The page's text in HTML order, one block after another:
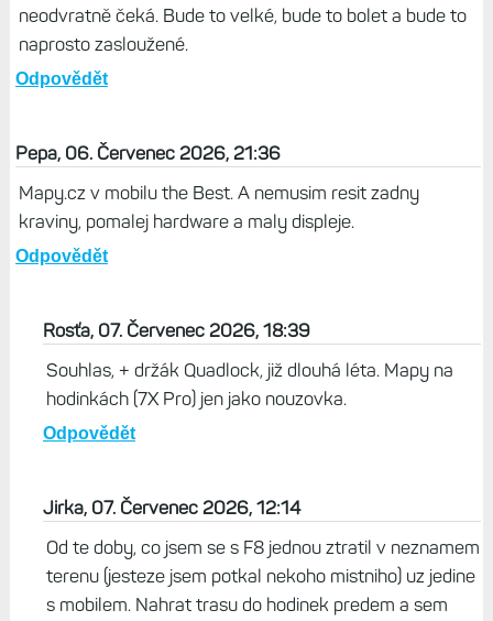
neodvratně čeká. Bude to velké, bude to bolet a bude to
naprosto zasloužené.
Odpovědět
Pepa, 06. Červenec 2026, 21:36
Mapy.cz v mobilu the Best. A nemusim resit zadny
kraviny, pomalej hardware a maly displeje.
Odpovědět
Rosťa, 07. Červenec 2026, 18:39
Souhlas, + držák Quadlock, již dlouhá léta. Mapy na
hodinkách (7X Pro) jen jako nouzovka.
Odpovědět
Jirka, 07. Červenec 2026, 12:14
Od te doby, co jsem se s F8 jednou ztratil v neznamem
terenu (jesteze jsem potkal nekoho mistniho) uz jedine
s mobilem. Nahrat trasu do hodinek predem a sem